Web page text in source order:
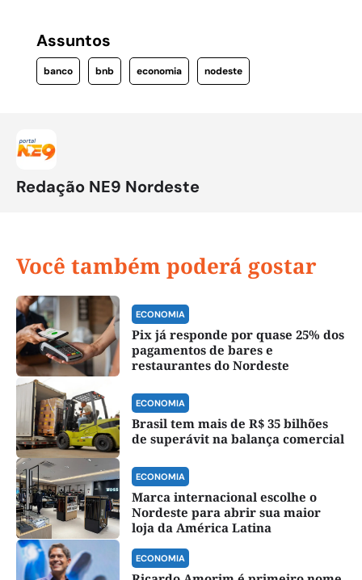
Assuntos
banco bnb economia nodeste
Redação NE9 Nordeste
Você também poderá gostar
ECONOMIA
Pix já responde por quase 25% dos
pagamentos de bares e
restaurantes do Nordeste
ECONOMIA
Brasil tem mais de R$ 35 bilhões
de superávit na balança comercial
ECONOMIA
Marca internacional escolhe o
Nordeste para abrir sua maior
loja da América Latina
ECONOMIA